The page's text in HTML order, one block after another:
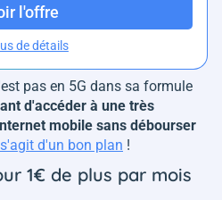
l'offre
de détails
pas en 5G dans sa formule
d'accéder à une très
mobile sans débourser
d'un bon plan !
1€ de plus par mois